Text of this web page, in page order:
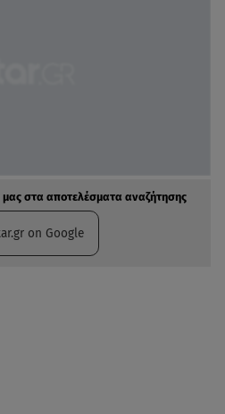
στα αποτελέσματα αναζήτησης
on Google